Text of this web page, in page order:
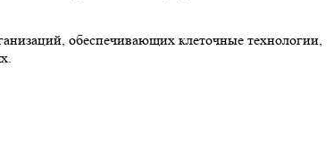
обеспечивающих клеточные технологии,